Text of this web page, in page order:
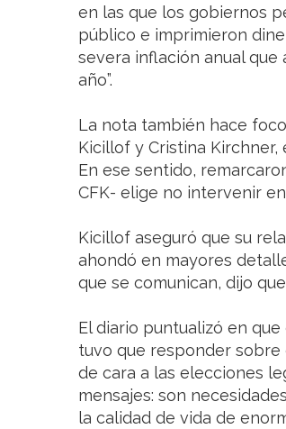
en las que los gobiernos
público e imprimieron
severa inflación anual que
año”.
La nota también hace
Kicillof y Cristina
En ese sentido,
CFK- elige no intervenir
Kicillof aseguró que su
ahondó en mayores
que se comunican, dijo
El diario puntualizó en que
tuvo que responder
de cara a las elecciones
mensajes: son
la calidad de vida de